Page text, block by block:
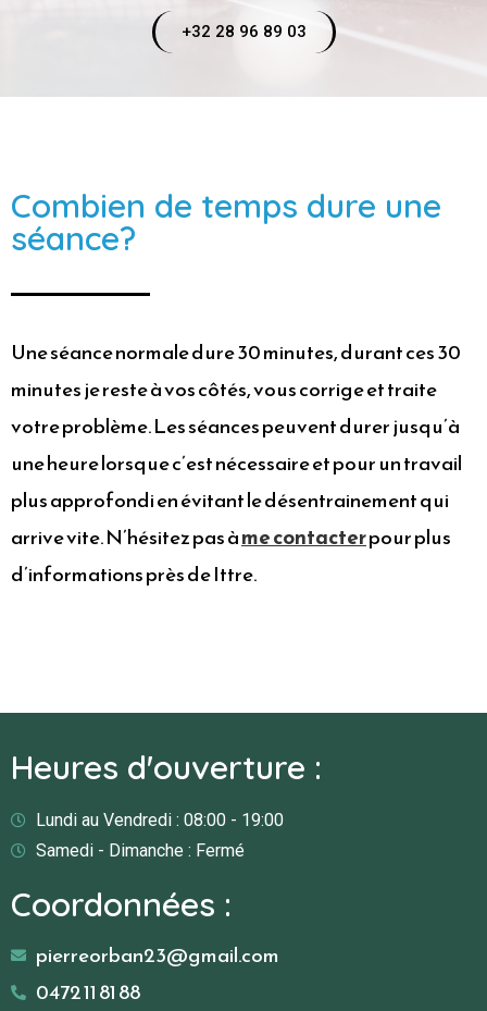
+32 28 96 89 03
Combien de temps dure une
séance?
Une séance normale dure 30 minutes, durant ces 30
minutes je reste à vos côtés, vous corrige et traite
votre problème. Les séances peuvent durer jusqu’à
une heure lorsque c’est nécessaire et pour un travail
plus approfondi en évitant le désentrainement qui
arrive vite. N’hésitez pas àme contacterpour plus
d’informations près de Ittre.
Heures d'ouverture :
Lundi au Vendredi : 08:00 - 19:00
Samedi - Dimanche : Fermé
Coordonnées :
pierreorban23@gmail.com
0472 11 81 88